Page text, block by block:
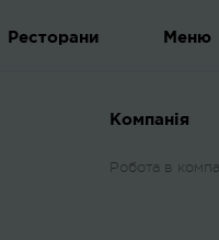
Ресторани Меню
Компанія
Робота в